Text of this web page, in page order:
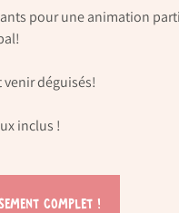
pour une animation
déguisés!
complet !